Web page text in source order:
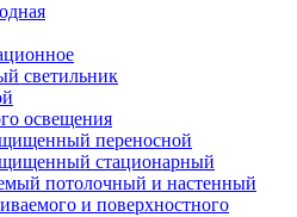
светильник
освещения
переносной
стационарный
потолочный и настенный
и поверхностного